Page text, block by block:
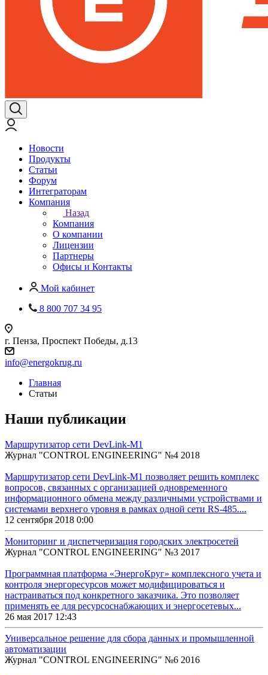
Новости
Продукты
Статьи
Форум
Интеграторам
Компания
Назад
Компания
О компании
Лицензии
Партнеры
Офисы и Контакты
Мой кабинет
8 800 707 34 95
г. Пенза, Проспект Победы, д.13
info@energokrug.ru
Главная
Статьи
Наши публикации
Маршрутизатор сети DevLink-М1
Журнал "CONTROL ENGINEERING" №4 2018
Маршрутизатор сети DevLink-М1 позволяет решить комплекс
вопросов, связанных с организацией одновременного
информационного обмена между различными устройствами и
системами верхнего уровня в рамках одной сети RS-485....
12 сентября 2018 0:00
Мониторинг и диспетчеризация городских электросетей
Журнал "CONTROL ENGINEERING" №3 2017
Программная платформа «ЭнергоКруг» комплексного учета и
контроля энергоресурсов может модифицироваться и
настраиваться под конкретного заказчика. Это позволяет
применять ее для ресурсоснабжающих и энергосетевых...
26 мая 2017 12:43
Универсальное решение для сбора данных и промышленной
автоматизации
Журнал "CONTROL ENGINEERING" №6 2016